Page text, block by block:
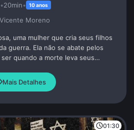
•20min• 10 anos
Moreno
uma mulher que cria seus filhos
guerra. Ela não se abate pelos
quando a morte leva seus
Anahy de las Missiones, mostra o
expurga toda dor reprimida
Mais Detalhes
01:30